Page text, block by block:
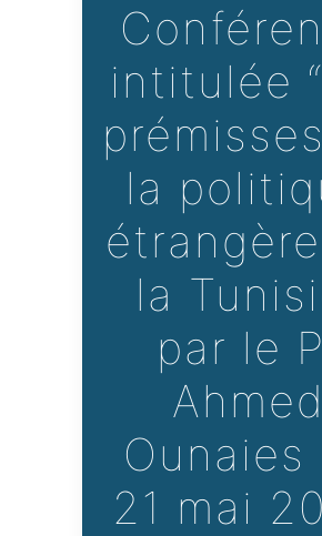
intitulée
la
la
par le
Ahmed
Ounaies
21 mai